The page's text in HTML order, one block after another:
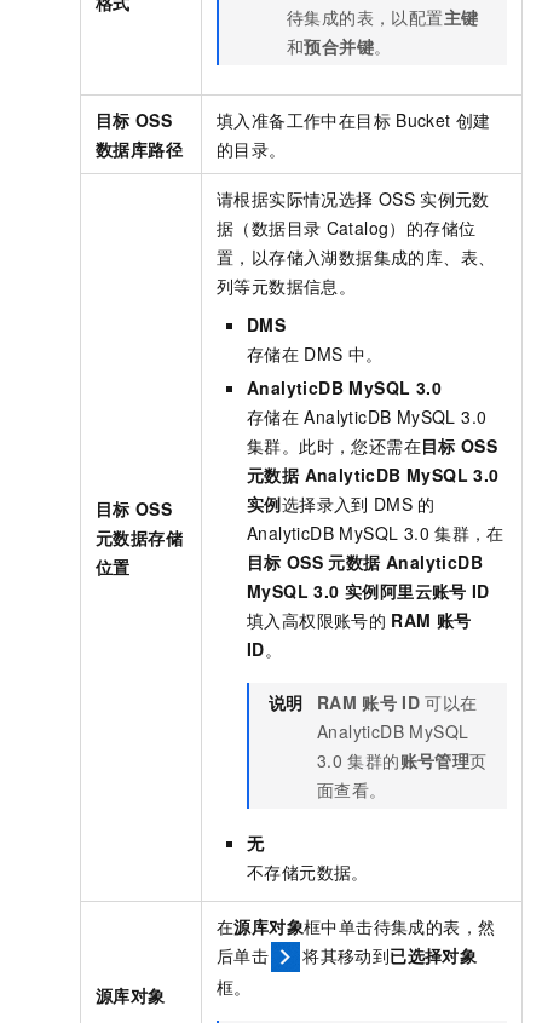
待集成的表，以配置主键
和预合并键。
目标 OSS
数据库路径
填入准备工作中在目标 Bucket 创建
的目录。
目标 OSS
元数据存储
位置
请根据实际情况选择 OSS 实例元数
据（数据目录 Catalog）的存储位
置，以存储入湖数据集成的库、表、
列等元数据信息。
DMS
存储在 DMS 中。
AnalyticDB MySQL 3.0
存储在 AnalyticDB MySQL 3.0
集群。此时，您还需在目标 OSS
元数据 AnalyticDB MySQL 3.0
实例选择录入到 DMS 的
AnalyticDB MySQL 3.0 集群，在
目标 OSS 元数据 AnalyticDB
MySQL 3.0 实例阿里云账号 ID
填入高权限账号的 RAM 账号
ID。
说明 RAM 账号 ID 可以在
AnalyticDB MySQL
3.0 集群的账号管理页
面查看。
无
不存储元数据。
源库对象
在源库对象框中单击待集成的表，然
后单击
将其移动到已选择对象
框。